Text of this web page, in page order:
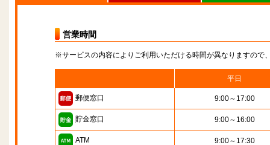
営業時間
※サービスの内容によりご利用いただける時間が異なりますので
平日
郵便窓口 9:00～17:00
貯金窓口 9:00～16:00
ATM 9:00～17:30